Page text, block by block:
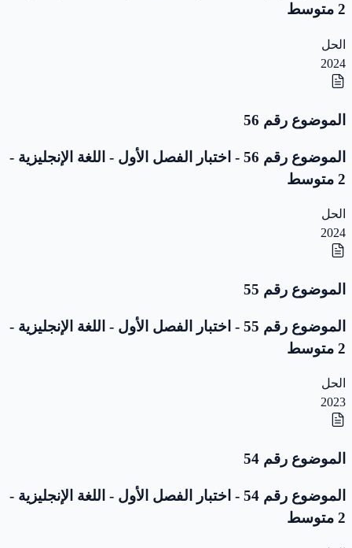
2 متوسط
الحل
2024
الموضوع رقم 56
الموضوع رقم 56 - اختبار الفصل الأول - اللغة الإنجليزية -
2 متوسط
الحل
2024
الموضوع رقم 55
الموضوع رقم 55 - اختبار الفصل الأول - اللغة الإنجليزية -
2 متوسط
الحل
2023
الموضوع رقم 54
الموضوع رقم 54 - اختبار الفصل الأول - اللغة الإنجليزية -
2 متوسط